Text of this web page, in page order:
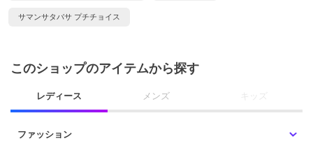
サマンサタバサ プチチョイス
このショップのアイテムから探す
レディース メンズ キッズ
ファッション